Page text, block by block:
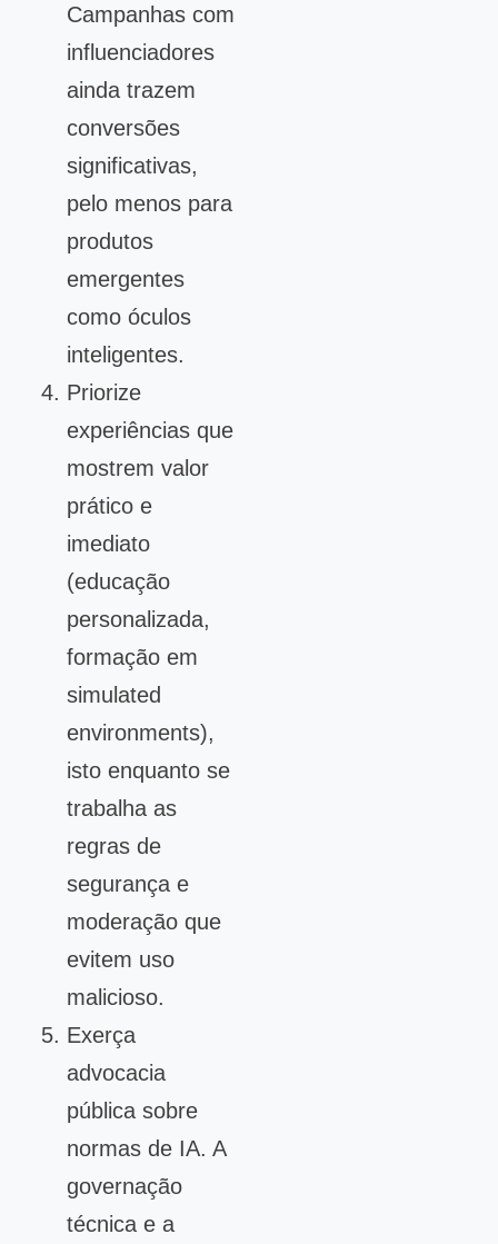
Campanhas com
influenciadores
ainda trazem
conversões
significativas,
pelo menos para
produtos
emergentes
como óculos
inteligentes.
Priorize
experiências que
mostrem valor
prático e
imediato
(educação
personalizada,
formação em
simulated
environments),
isto enquanto se
trabalha as
regras de
segurança e
moderação que
evitem uso
malicioso.
Exerça
advocacia
pública sobre
normas de IA. A
governação
técnica e a